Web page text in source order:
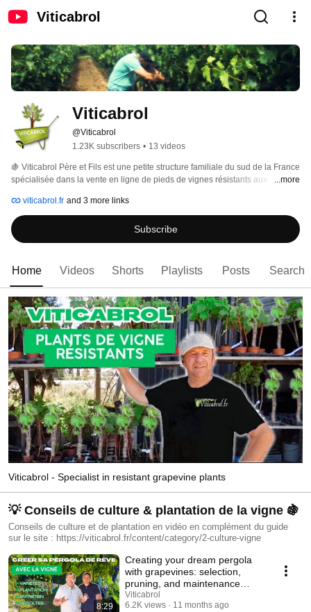
Viticabrol
Viticabrol
@Viticabrol
1.23K subscribers • 13 videos
🍇 Viticabrol Père et Fils est une petite structure familiale du sud de la France
spécialisée dans la vente en ligne de pieds de vignes résistants aux
...more
viticabrol.fr and 3 more links
Subscribe
Home Videos Shorts Playlists Posts Search
Viticabrol - Specialist in resistant grapevine plants
💡 Conseils de culture & plantation de la vigne 🍇
Conseils de culture et de plantation en vidéo en complément du guide
sur le site : https://viticabrol.fr/content/category/2-culture-vigne
8:29
Creating your dream pergola
with grapevines: selection,
pruning, and maintenance
secrets
Viticabrol
6.2K views
11 months ago